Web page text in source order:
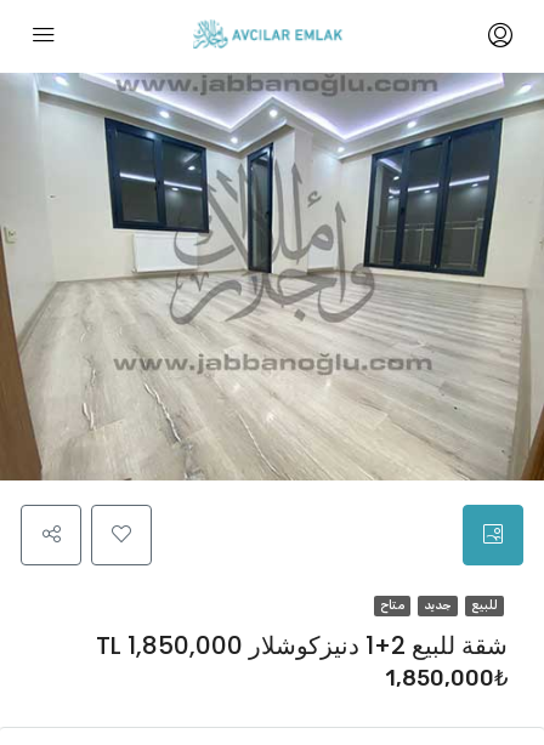
للبيع جديد متاح
شقة للبيع 2+1 دنيزكوشلار TL 1,850,000
1,850,000₺